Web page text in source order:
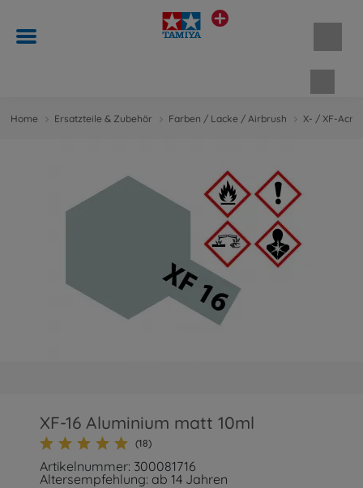
Home Ersatzteile & Zubehör Farben / Lacke / Airbrush X- / XF-
XF-16 Aluminium matt 10ml
(18)
Artikelnummer: 300081716
Altersempfehlung: ab 14 Jahren